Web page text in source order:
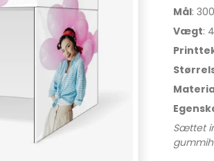
universal personbil
Mål:
Vægt:
Sættet